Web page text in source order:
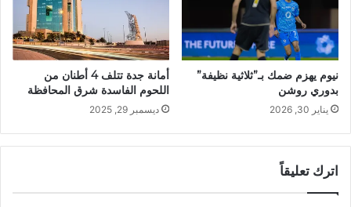
نيوم يهزم ضمك بـ”ثلاثية نظيفة”
بدوري روشن
يناير 30, 2026
أمانة جدة تتلف 4 أطنان من
اللحوم الفاسدة شرق المحافظة
ديسمبر 29, 2025
اترك تعليقاً